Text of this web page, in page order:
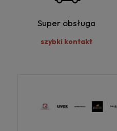
Super obsługa
szybki kontakt